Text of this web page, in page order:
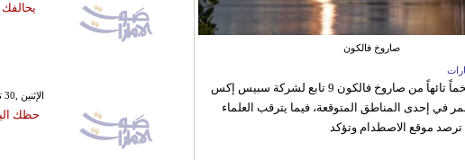
صاروخ فالكون
يُعتقد أن جزءاً ضخماً تائهاً من صاروخ فالكون 9 تابع لشركة سبيس إكس
في إحدى المناطق المتوقعة، فيما يترقب العلماء
ترصد موقع الاصطدام وتؤكد
GMT 12:12 2020 الإثنين ,30 تشرين الثاني / نوفمبر